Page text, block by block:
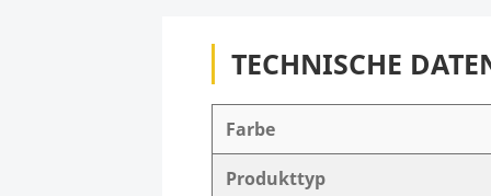
TECHNISCHE
Farbe
Produkttyp